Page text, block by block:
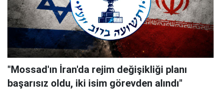
"Mossad'ın İran'da rejim değişikliği planı
başarısız oldu, iki isim görevden alındı"